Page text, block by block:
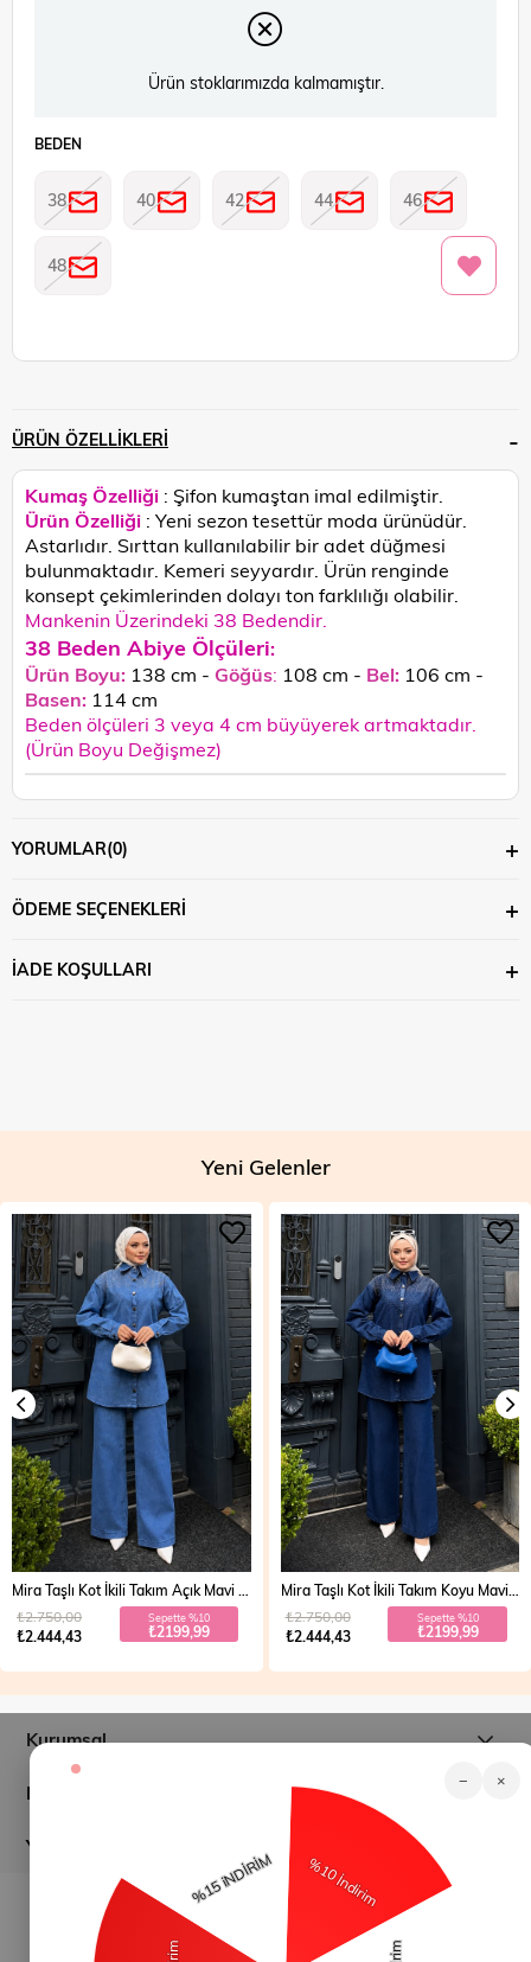
Ürün stoklarımızda kalmamıştır.
BEDEN
38 40 42 44 46
48
ÜRÜN ÖZELLIKLERI
Kumaş Özelliği : Şifon kumaştan imal edilmiştir.
Ürün Özelliği : Yeni sezon tesettür moda ürünüdür.
Astarlıdır. Sırttan kullanılabilir bir adet düğmesi
bulunmaktadır. Kemeri seyyardır. Ürün renginde
konsept çekimlerinden dolayı ton farklılığı olabilir.
Mankenin Üzerindeki 38 Bedendir.
38 Beden Abiye Ölçüleri:
Ürün Boyu: 138 cm - Göğüs: 108 cm - Bel: 106 cm -
Basen: 114 cm
Beden ölçüleri 3 veya 4 cm büyüyerek artmaktadır.
(Ürün Boyu Değişmez)
YORUMLAR(0)
ÖDEME SEÇENEKLERI
İADE KOŞULLARI
Yeni Gelenler
₺2.444,43
₺2.750,00 Sepette %10
₺2199,99
Mira Taşlı Kot İkili Takım Koyu Mavi 19286
₺2.444,43
₺2.750,00 Sepette %10
₺2199,99
Kurumsal
Müşteri İlişkileri
Yardım
modamihram.com - Tüm Hakları Saklıdır.
− ×